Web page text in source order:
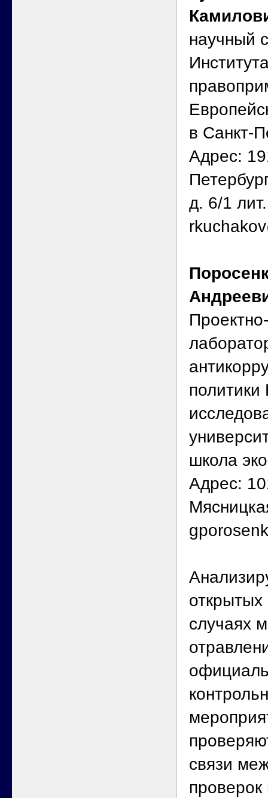
научный
в Санкт-
Адрес:
д. 6/1
школа
Адрес:
открытых
случаях
связи